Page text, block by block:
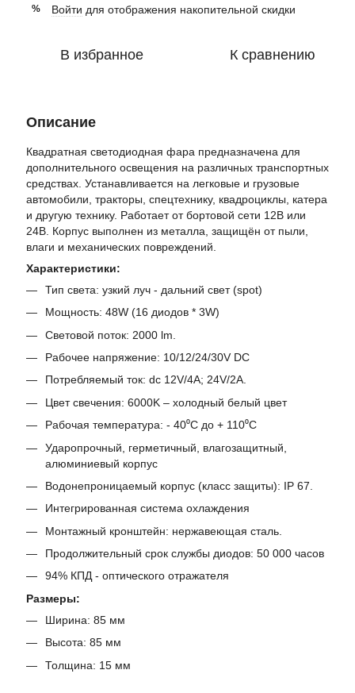
% Войти для отображения накопительной скидки
В избранное К сравнению
Описание
Квадратная светодиодная фара предназначена для
дополнительного освещения на различных транспортных
средствах. Устанавливается на легковые и грузовые
автомобили, тракторы, спецтехнику, квадроциклы, катера
и другую технику. Работает от бортовой сети 12В или
24В. Корпус выполнен из металла, защищён от пыли,
влаги и механических повреждений.
Характеристики:
Тип света: узкий луч - дальний свет (spot)
Мощность: 48W (16 диодов * 3W)
Световой поток: 2000 lm.
Рабочее напряжение: 10/12/24/30V DC
Потребляемый ток: dc 12V/4A; 24V/2A.
Цвет свечения: 6000K – холодный белый цвет
Рабочая температура: - 40⁰С до + 110⁰С
Ударопрочный, герметичный, влагозащитный,
алюминиевый корпус
Водонепроницаемый корпус (класс защиты): IP 67.
Интегрированная система охлаждения
Монтажный кронштейн: нержавеющая сталь.
Продолжительный срок службы диодов: 50 000 часов
94% КПД - оптического отражателя
Размеры:
Ширина: 85 мм
Высота: 85 мм
Толщина: 15 мм